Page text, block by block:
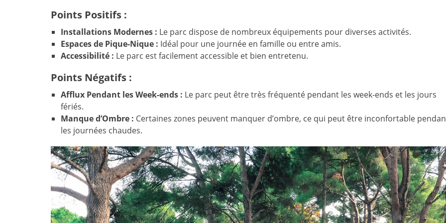
Points Positifs :
Installations Modernes : Le parc dispose de nombreux équipements pour diverses activités.
Espaces de Pique-Nique : Idéal pour une journée en famille ou entre amis.
Accessibilité : Le parc est facilement accessible et bien entretenu.
Points Négatifs :
Afflux Pendant les Week-ends : Le parc peut être très fréquenté pendant les week-ends et les jours
fériés.
Manque d’Ombre : Certaines zones peuvent manquer d’ombre, ce qui peut être inconfortable
les journées chaudes.